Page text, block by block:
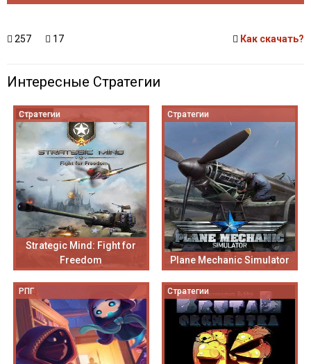
257 17 Как скачать?
Интересные Стратегии
Стратегии
Strategic Mind: Fight for
Freedom
Стратегии
Plane Mechanic Simulator
РПГ Стратегии